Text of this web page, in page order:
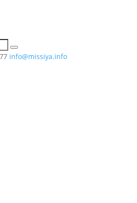
info@missiya.info